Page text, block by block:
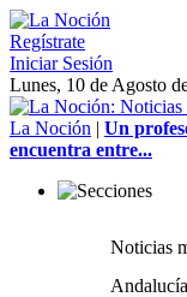
Regístrate
Iniciar Sesión
Lunes, 10 de Agosto
La Noción | Un
encuentra entre...
Noticias